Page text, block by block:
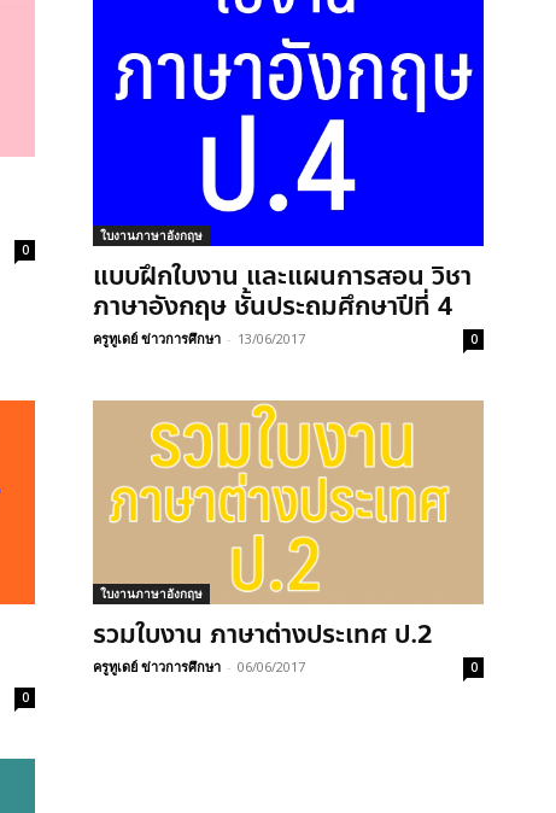
0
ใบงานภาษาอังกฤษ
แบบฝึกใบงาน และแผนการสอน วิชา
ภาษาอังกฤษ ชั้นประถมศึกษาปีที่ 4
ครูทูเดย์ ข่าวการศึกษา - 13/06/2017 0
0
ใบงานภาษาอังกฤษ
รวมใบงาน ภาษาต่างประเทศ ป.2
ครูทูเดย์ ข่าวการศึกษา - 06/06/2017 0